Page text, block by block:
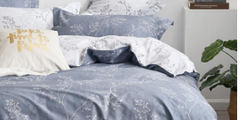
可選擇「超商條碼／台灣大直營門市／銀行轉
」等通路繳費。
份有限公司」（以下簡稱本公司）所提供，讓
購買商品或服務，並由商店將買賣／分期付款
依約使用本公司帳單繳交帳款。
先享後付」後，將跳轉至「AFTEE先享後付」
認金額後，即可完成結帳。
到繳費通知簡訊。
內，點擊此簡訊中的連結，可透過四大超商／
進行付款，方視為交易完成。
不需立刻繳費，但若您需要取消訂單，請聯絡
意取消之訂單仍視為有效，需透過AFTEE先享
以上)免運費
以上)免運費